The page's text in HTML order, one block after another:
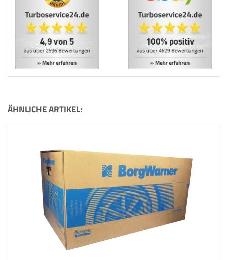
ÄHNLICHE ARTIKEL: